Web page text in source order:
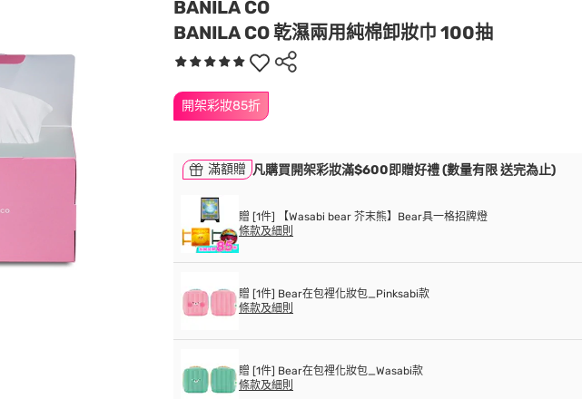
BANILA CO
BANILA CO 乾濕兩用純棉卸妝巾 100抽
開架彩妝85折
滿額贈 凡購買開架彩妝滿$600即贈好禮 (數量有限 送完為止)
贈 [1件] 【Wasabi bear 芥末熊】Bear具一格招牌燈
條款及細則
贈 [1件] Bear在包裡化妝包_Pinksabi款
條款及細則
贈 [1件] Bear在包裡化妝包_Wasabi款
條款及細則